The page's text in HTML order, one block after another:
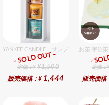
YANKEE CANDLE サンプラー3個・ホ
ギフト
定価：¥ ¥1,500
販売価格：¥ 1,444
- SOLD OUT -
お茶 宇治
定価：
販売価格
-